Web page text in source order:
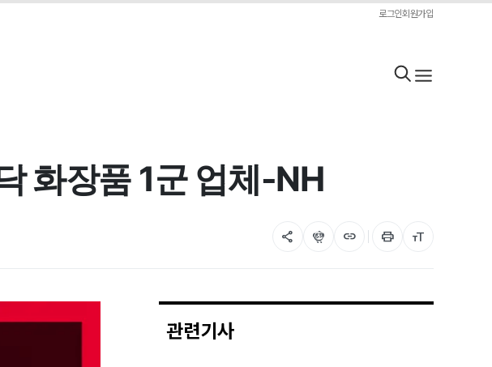
로그인회원가입
화장품 1군 업체-NH
share flutter_dash link print format_size
관련기사